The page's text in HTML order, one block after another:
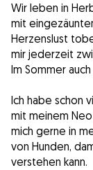
Wir leben in
mit
Herzenslust
mir jederzeit
Im Sommer
Ich habe schon
mit meinem
mich gerne in
von Hunden,
verstehen kann.